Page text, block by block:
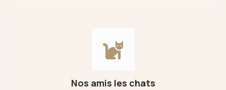
Nos amis les chats